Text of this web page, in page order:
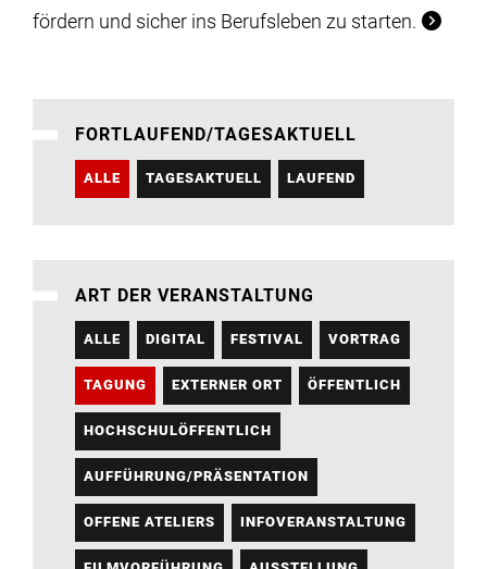
fördern und sicher ins Berufsleben zu starten.
FORTLAUFEND/TAGESAKTUELL
ALLE TAGESAKTUELL LAUFEND
ART DER VERANSTALTUNG
ALLE DIGITAL FESTIVAL VORTRAG
TAGUNG EXTERNER ORT ÖFFENTLICH
HOCHSCHULÖFFENTLICH
AUFFÜHRUNG/PRÄSENTATION
OFFENE ATELIERS INFOVERANSTALTUNG